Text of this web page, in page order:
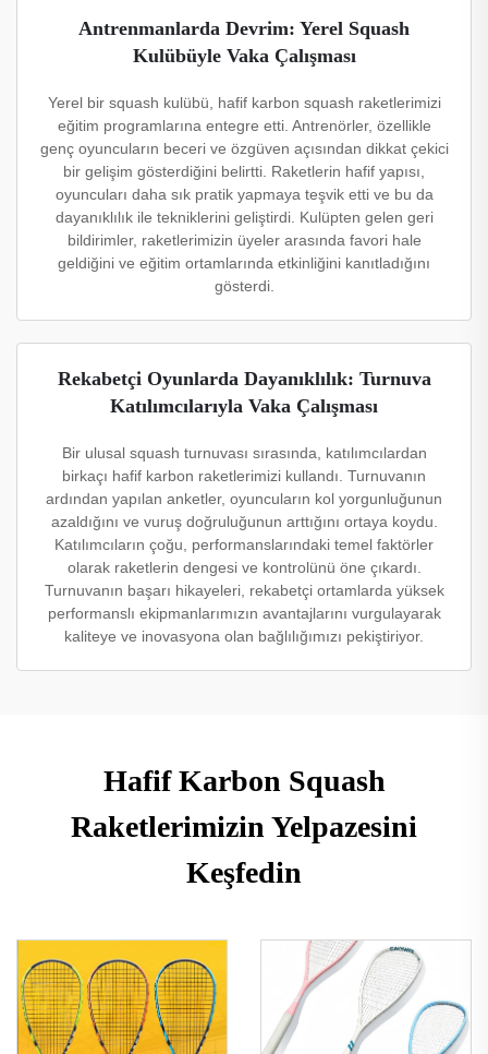
Antrenmanlarda Devrim: Yerel Squash
Kulübüyle Vaka Çalışması
Yerel bir squash kulübü, hafif karbon squash raketlerimizi
eğitim programlarına entegre etti. Antrenörler, özellikle
genç oyuncuların beceri ve özgüven açısından dikkat çekici
bir gelişim gösterdiğini belirtti. Raketlerin hafif yapısı,
oyuncuları daha sık pratik yapmaya teşvik etti ve bu da
dayanıklılık ile tekniklerini geliştirdi. Kulüpten gelen geri
bildirimler, raketlerimizin üyeler arasında favori hale
geldiğini ve eğitim ortamlarında etkinliğini kanıtladığını
gösterdi.
Rekabetçi Oyunlarda Dayanıklılık: Turnuva
Katılımcılarıyla Vaka Çalışması
Bir ulusal squash turnuvası sırasında, katılımcılardan
birkaçı hafif karbon raketlerimizi kullandı. Turnuvanın
ardından yapılan anketler, oyuncuların kol yorgunluğunun
azaldığını ve vuruş doğruluğunun arttığını ortaya koydu.
Katılımcıların çoğu, performanslarındaki temel faktörler
olarak raketlerin dengesi ve kontrolünü öne çıkardı.
Turnuvanın başarı hikayeleri, rekabetçi ortamlarda yüksek
performanslı ekipmanlarımızın avantajlarını vurgulayarak
kaliteye ve inovasyona olan bağlılığımızı pekiştiriyor.
Hafif Karbon Squash
Raketlerimizin Yelpazesini
Keşfedin